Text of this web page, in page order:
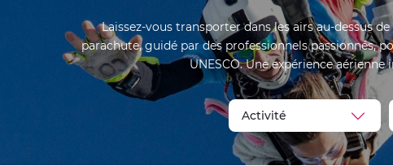
Laissez-vous transporter dans les airs au-dessus
parachute, guidé par des professionnels passionnés,
UNESCO. Une expérience